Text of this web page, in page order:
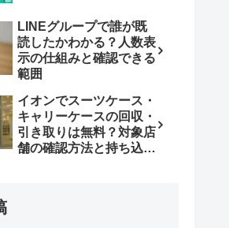
LINEグループで誰が既
読したかわかる？人数表
示の仕組みと確認できる
範囲
イオンでスーツケース・
キャリーケースの回収・
引き取りは無料？対象店
舗の確認方法と持ち込み